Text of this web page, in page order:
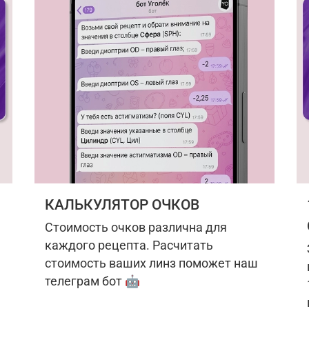
КАЛЬКУЛЯТОР ОЧКОВ
Стоимость очков различна для
каждого рецепта. Расчитать
стоимость ваших линз поможет наш
телеграм бот 🤖